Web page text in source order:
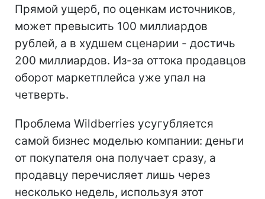
Прямой ущерб, по оценкам источников,
может превысить 100 миллиардов
рублей, а в худшем сценарии - достичь
200 миллиардов. Из-за оттока продавцов
оборот маркетплейса уже упал на
четверть.
Проблема Wildberries усугубляется
самой бизнес моделью компании: деньги
от покупателя она получает сразу, а
продавцу перечисляет лишь через
несколько недель, используя этот